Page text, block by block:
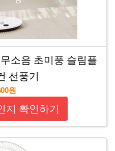
소음 초미풍 슬림플
선풍기
원
지 확인하기